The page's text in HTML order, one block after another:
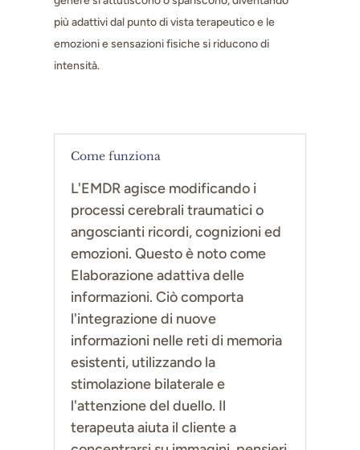
più adattivi dal punto di vista terapeutico e le
emozioni e sensazioni fisiche si riducono di
intensità.
Come funziona
L'EMDR agisce modificando i
processi cerebrali traumatici o
angoscianti ricordi, cognizioni ed
emozioni. Questo è noto come
Elaborazione adattiva delle
informazioni. Ciò comporta
l'integrazione di nuove
informazioni nelle reti di memoria
esistenti, utilizzando la
stimolazione bilaterale e
l'attenzione del duello. Il
terapeuta aiuta il cliente a